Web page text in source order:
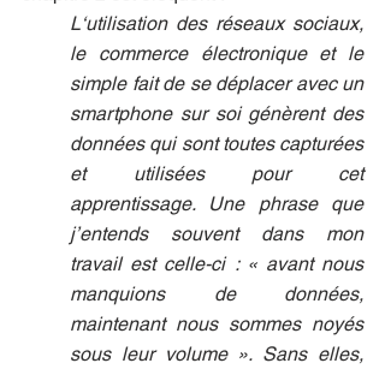
L‘utilisation des réseaux sociaux,
le commerce électronique et le
simple fait de se déplacer avec un
smartphone sur soi génèrent des
données qui sont toutes capturées
et utilisées pour cet
apprentissage. Une phrase que
j’entends souvent dans mon
travail est celle-ci : « avant nous
manquions de données,
maintenant nous sommes noyés
sous leur volume ». Sans elles,